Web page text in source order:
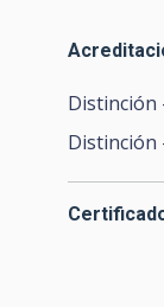
Distinción
Distinción